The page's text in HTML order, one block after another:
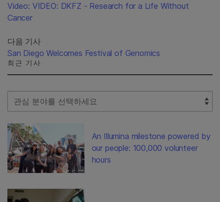
Video: VIDEO: DKFZ - Research for a Life Without
Cancer
다음 기사
San Diego Welcomes Festival of Genomics
최근 기사
Select Filter
An Illumina milestone powered by
our people: 100,000 volunteer
hours